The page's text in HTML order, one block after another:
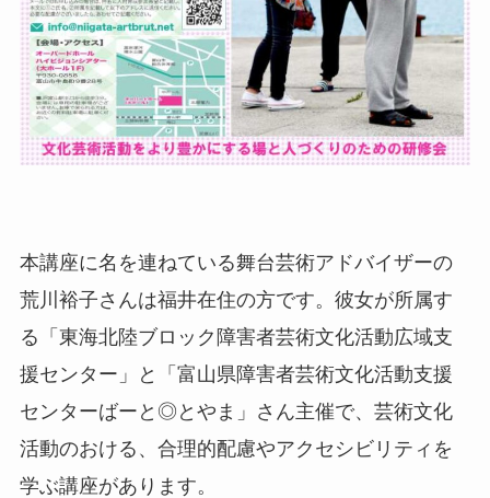
本講座に名を連ねている舞台芸術アドバイザーの
荒川裕子さんは福井在住の方です。彼女が所属す
る「東海北陸ブロック障害者芸術文化活動広域支
援センター」と「富山県障害者芸術文化活動支援
センターばーと◎とやま」さん主催で、芸術文化
活動のおける、合理的配慮やアクセシビリティを
学ぶ講座があります。